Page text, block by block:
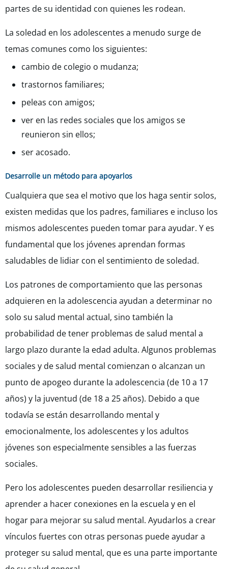
partes de su identidad con quienes les rodean.
La soledad en los adolescentes a menudo surge de
temas comunes como los siguientes:
cambio de colegio o mudanza;
trastornos familiares;
peleas con amigos;
ver en las redes sociales que los amigos se
reunieron sin ellos;
ser acosado.
Desarrolle un método para apoyarlos
Cualquiera que sea el motivo que los haga sentir solos,
existen medidas que los padres, familiares e incluso los
mismos adolescentes pueden tomar para ayudar. Y es
fundamental que los jóvenes aprendan formas
saludables de lidiar con el sentimiento de soledad.
Los patrones de comportamiento que las personas
adquieren en la adolescencia ayudan a determinar no
solo su salud mental actual, sino también la
probabilidad de tener problemas de salud mental a
largo plazo durante la edad adulta. Algunos problemas
sociales y de salud mental comienzan o alcanzan un
punto de apogeo durante la adolescencia (de 10 a 17
años) y la juventud (de 18 a 25 años). Debido a que
todavía se están desarrollando mental y
emocionalmente, los adolescentes y los adultos
jóvenes son especialmente sensibles a las fuerzas
sociales.
Pero los adolescentes pueden desarrollar resiliencia y
aprender a hacer conexiones en la escuela y en el
hogar para mejorar su salud mental. Ayudarlos a crear
vínculos fuertes con otras personas puede ayudar a
proteger su salud mental, que es una parte importante